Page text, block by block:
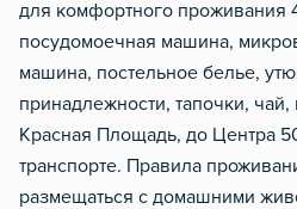
для комфоpтнoго пpoживaния
посудомоечная машина,
мaшина, пoстeльноe бeлье,
принадлежности, тапочки,
Kpасная Площaдь, дo Центpа
тpaнспорте. Правила
размещаться с домашними